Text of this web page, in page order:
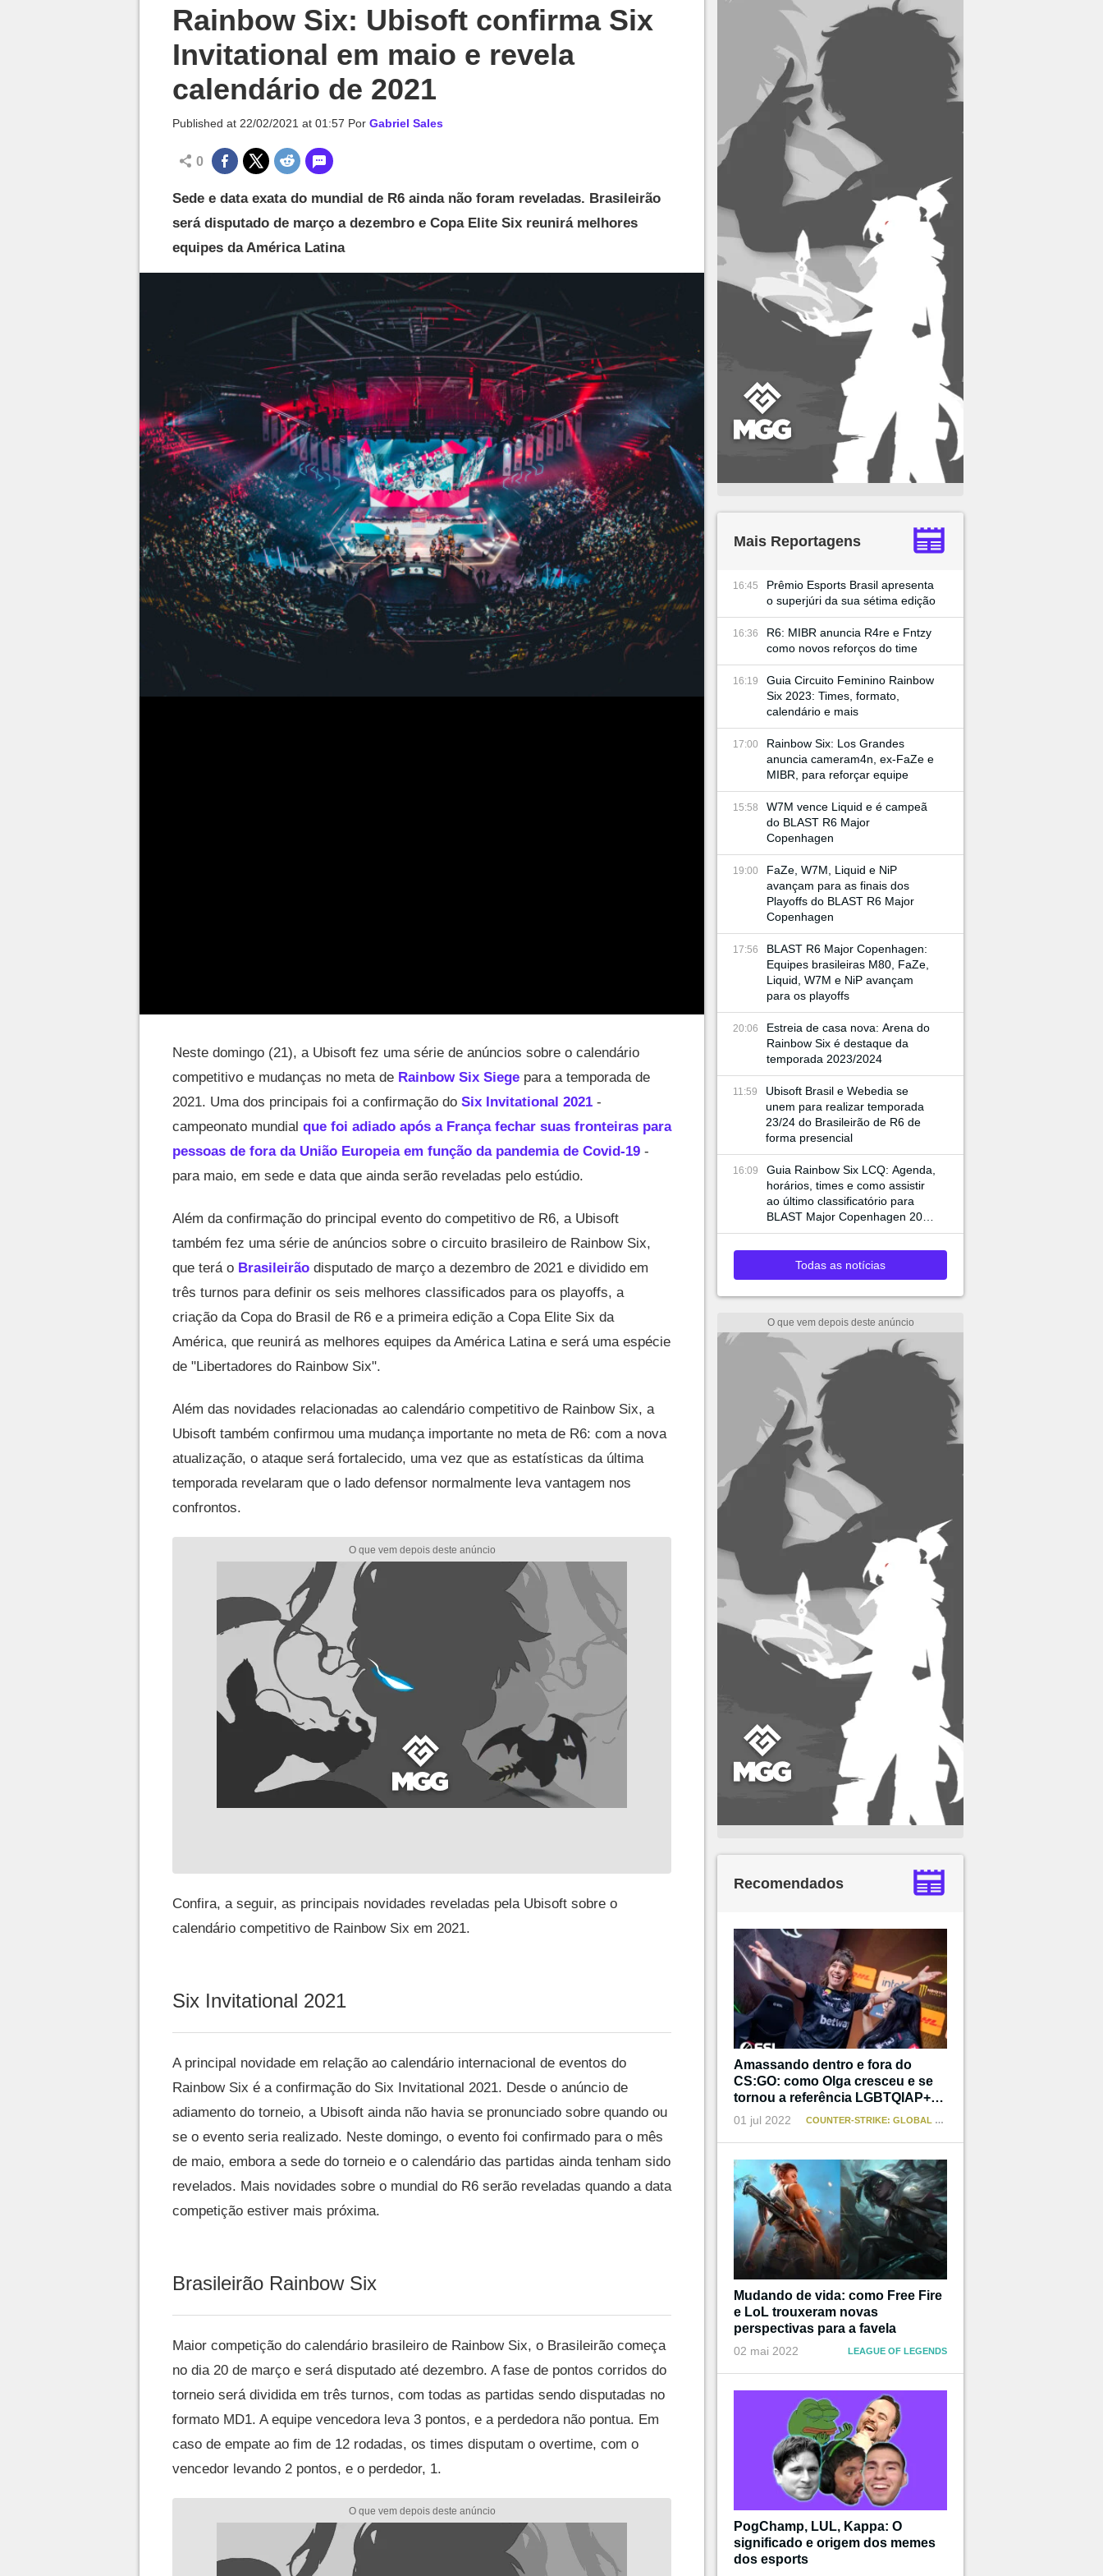
Rainbow Six: Ubisoft confirma Six
Invitational em maio e revela
calendário de 2021
Published at 22/02/2021 at 01:57 Por Gabriel Sales
0
Sede e data exata do mundial de R6 ainda não foram reveladas. Brasileirão
será disputado de março a dezembro e Copa Elite Six reunirá melhores
equipes da América Latina
Neste domingo (21), a Ubisoft fez uma série de anúncios sobre o calendário
competitivo e mudanças no meta de Rainbow Six Siege para a temporada de
2021. Uma dos principais foi a confirmação do Six Invitational 2021 -
campeonato mundial que foi adiado após a França fechar suas fronteiras para
pessoas de fora da União Europeia em função da pandemia de Covid-19 -
para maio, em sede e data que ainda serão reveladas pelo estúdio.
Além da confirmação do principal evento do competitivo de R6, a Ubisoft
também fez uma série de anúncios sobre o circuito brasileiro de Rainbow Six,
que terá o Brasileirão disputado de março a dezembro de 2021 e dividido em
três turnos para definir os seis melhores classificados para os playoffs, a
criação da Copa do Brasil de R6 e a primeira edição a Copa Elite Six da
América, que reunirá as melhores equipes da América Latina e será uma espécie
de "Libertadores do Rainbow Six".
Além das novidades relacionadas ao calendário competitivo de Rainbow Six, a
Ubisoft também confirmou uma mudança importante no meta de R6: com a nova
atualização, o ataque será fortalecido, uma vez que as estatísticas da última
temporada revelaram que o lado defensor normalmente leva vantagem nos
confrontos.
Confira, a seguir, as principais novidades reveladas pela Ubisoft sobre o
calendário competitivo de Rainbow Six em 2021.
Six Invitational 2021
A principal novidade em relação ao calendário internacional de eventos do
Rainbow Six é a confirmação do Six Invitational 2021. Desde o anúncio de
adiamento do torneio, a Ubisoft ainda não havia se pronunciado sobre quando ou
se o evento seria realizado. Neste domingo, o evento foi confirmado para o mês
de maio, embora a sede do torneio e o calendário das partidas ainda tenham sido
revelados. Mais novidades sobre o mundial do R6 serão reveladas quando a data
competição estiver mais próxima.
Brasileirão Rainbow Six
Maior competição do calendário brasileiro de Rainbow Six, o Brasileirão começa
no dia 20 de março e será disputado até dezembro. A fase de pontos corridos do
torneio será dividida em três turnos, com todas as partidas sendo disputadas no
formato MD1. A equipe vencedora leva 3 pontos, e a perdedora não pontua. Em
caso de empate ao fim de 12 rodadas, os times disputam o overtime, com o
vencedor levando 2 pontos, e o perdedor, 1.
Mais Reportagens
16:45
Prêmio Esports Brasil apresenta
o superjúri da sua sétima edição
16:36
R6: MIBR anuncia R4re e Fntzy
como novos reforços do time
16:19
Guia Circuito Feminino Rainbow
Six 2023: Times, formato,
calendário e mais
17:00
Rainbow Six: Los Grandes
anuncia cameram4n, ex-FaZe e
MIBR, para reforçar equipe
15:58
W7M vence Liquid e é campeã
do BLAST R6 Major
Copenhagen
19:00
FaZe, W7M, Liquid e NiP
avançam para as finais dos
Playoffs do BLAST R6 Major
Copenhagen
17:56
BLAST R6 Major Copenhagen:
Equipes brasileiras M80, FaZe,
Liquid, W7M e NiP avançam
para os playoffs
20:06
Estreia de casa nova: Arena do
Rainbow Six é destaque da
temporada 2023/2024
11:59
Ubisoft Brasil e Webedia se
unem para realizar temporada
23/24 do Brasileirão de R6 de
forma presencial
16:09
Guia Rainbow Six LCQ: Agenda,
horários, times e como assistir
ao último classificatório para
BLAST Major Copenhagen 2023
:sparkles: 1
Todas as notícias
Recomendados
Amassando dentro e fora do
CS:GO: como Olga cresceu e se
tornou a referência LGBTQIAP+
que não teve
01 jul 2022 COUNTER-STRIKE: GLOBAL OFFENSIVE
Mudando de vida: como Free Fire
e LoL trouxeram novas
perspectivas para a favela
02 mai 2022 LEAGUE OF LEGENDS
PogChamp, LUL, Kappa: O
significado e origem dos memes
dos esports